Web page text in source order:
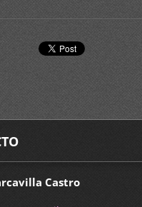
Castro